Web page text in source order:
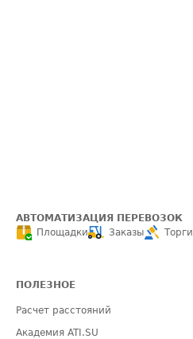
АВТОМАТИЗАЦИЯ ПЕРЕВОЗОК
Площадки
Заказы Торги
ПОЛЕЗНОЕ
Расчет расстояний
Академия ATI.SU